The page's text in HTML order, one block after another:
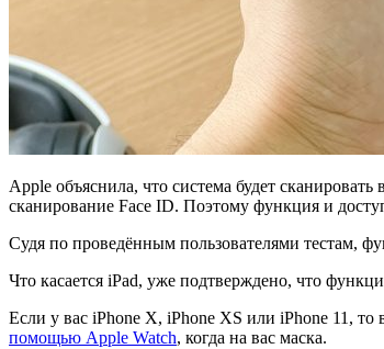
Apple объяснила, что система будет
сканирование Face ID. Поэтому функция и
Судя по проведённым пользователями тестам,
Что касается iPad, уже подтверждено, что
Если у вас iPhone X, iPhone XS или iPhone 11, то
помощью Apple Watch, когда на вас маска.